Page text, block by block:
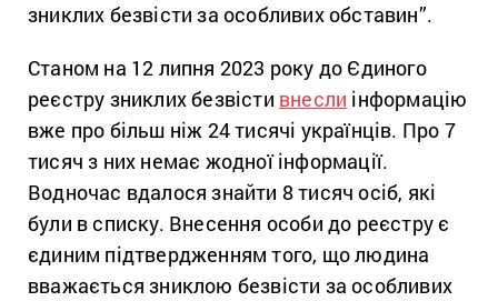
зниклих безвісти за особливих обставин”.
Станом на 12 липня 2023 року до Єдиного
реєстру зниклих безвісти внесли інформацію
вже про більш ніж 24 тисячі українців. Про 7
тисяч з них немає жодної інформації.
Водночас вдалося знайти 8 тисяч осіб, які
були в списку. Внесення особи до реєстру є
єдиним підтвердженням того, що людина
вважається зниклою безвісти за особливих